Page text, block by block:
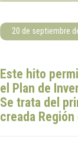
20 de septiembre
Este hito
el Plan de
Se trata del
creada Región